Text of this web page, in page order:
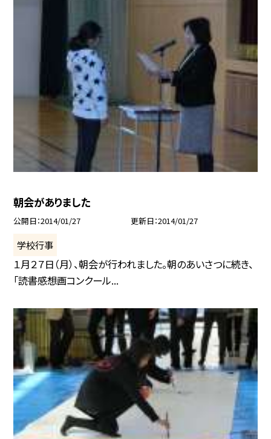
朝会がありました
公開日 2014/01/27 更新日 2014/01/27
学校行事
１月２７日（月）、朝会が行われました。朝のあいさつに続き、
「読書感想画コンクール...